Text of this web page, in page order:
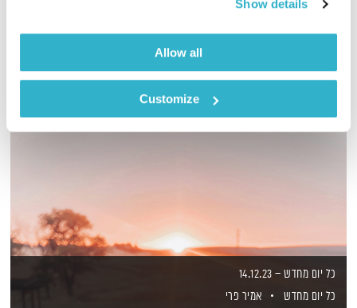
Show details
Allow all
Customize
כל יום מחדש – 14.12.23
כל יום מחדש
אמיר פרי